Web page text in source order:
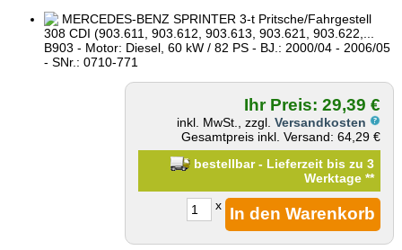
MERCEDES-BENZ SPRINTER 3-t Pritsche/Fahrgestell
308 CDI (903.611, 903.612, 903.613, 903.621, 903.622,...
B903 - Motor: Diesel, 60 kW / 82 PS - BJ.: 2000/04 - 2006/05
- SNr.: 0710-771
Ihr Preis: 29,39 €
inkl. MwSt., zzgl.Versandkosten
Gesamtpreis inkl. Versand: 64,29 €
bestellbar - Lieferzeit bis zu 3
Werktage**
x